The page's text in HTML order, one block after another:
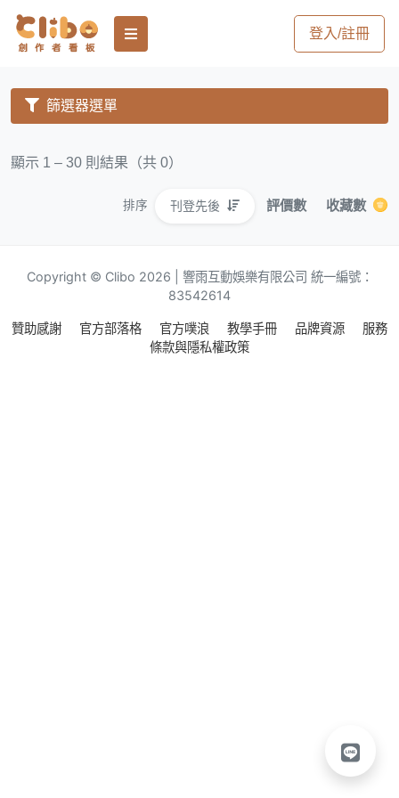
登入/註冊
篩選器選單
顯示 1 – 30 則結果（共 0）
排序 刊登先後 評價數 收藏數
Copyright © Clibo 2026 | 響雨互動娛樂有限公司 統一編號：
83542614
贊助感謝 官方部落格 官方噗浪 教學手冊 品牌資源
服務
條款與隱私權政策